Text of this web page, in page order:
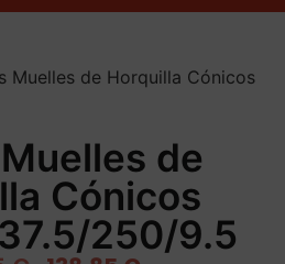
Muelles de Horquilla Cónicos
de
Cónicos
250/9.5